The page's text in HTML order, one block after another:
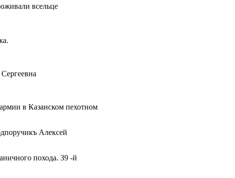
всельце
в Казанском пехотном
Алексей
похода. 39 -й